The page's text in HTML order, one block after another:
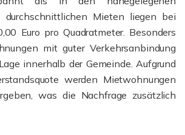
durchschnittlichen Mieten liegen bei
Euro pro Quadratmeter. Besonders
mit guter Verkehrsanbindung
innerhalb der Gemeinde. Aufgrund
werden Mietwohnungen
was die Nachfrage zusätzlich